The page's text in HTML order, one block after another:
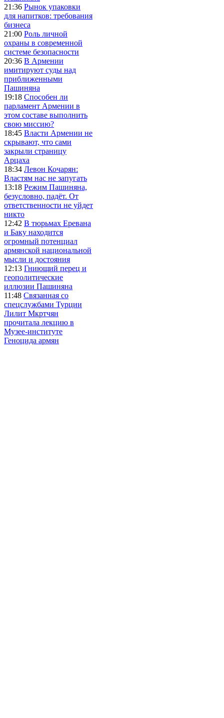
21:36 Рынок упаковки
для напитков: требования
бизнеса
21:00 Роль личной
охраны в современной
системе безопасности
20:36 В Армении
имитируют суды над
приближенными
Пашиняна
19:18 Способен ли
парламент Армении в
этом составе выполнить
свою миссию?
18:45 Власти Армении не
скрывают, что сами
закрыли страницу
Арцаха
18:34 Левон Кочарян:
Властям нас не запугать
13:18 Режим Пашиняна,
безусловно, падёт. От
ответственности не уйдет
никто
12:42 В тюрьмах Еревана
и Баку находится
огромный потенциал
армянской национальной
мысли и достояния
12:13 Гниющий перец и
геополитические
иллюзии Пашиняна
11:48 Связанная со
спецслужбами Турции
Лилит Мкртчян
прочитала лекцию в
Музее-институте
Геноцида армян